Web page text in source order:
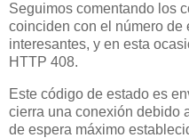
Seguimos comentando los
coinciden con el número de
interesantes, y en esta
HTTP 408.
Este código de estado es
cierra una conexión debido
de espera máximo